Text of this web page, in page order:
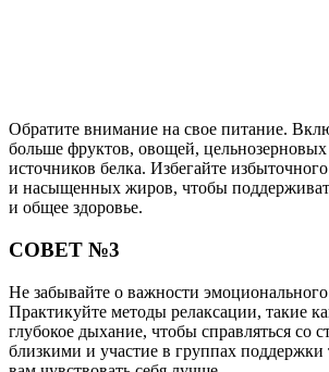
Обратите внимание на свое питание.
больше фруктов, овощей,
источников белка. Избегайте
и насыщенных жиров, чтобы
и общее здоровье.
СОВЕТ №3
Не забывайте о важности эмоционального
Практикуйте методы релаксации, такие
глубокое дыхание, чтобы справляться со
близкими и участие в группах